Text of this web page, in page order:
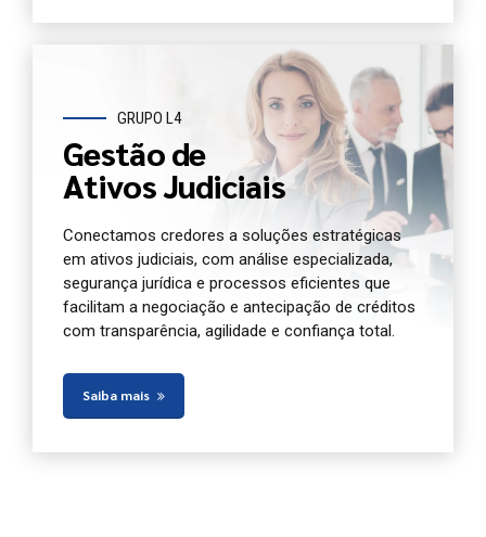
GRUPO L4
Gestão de
Ativos Judiciais
Conectamos credores a soluções estratégicas
em ativos judiciais, com análise especializada,
segurança jurídica e processos eficientes que
facilitam a negociação e antecipação de créditos
com transparência, agilidade e confiança total.
Saiba mais